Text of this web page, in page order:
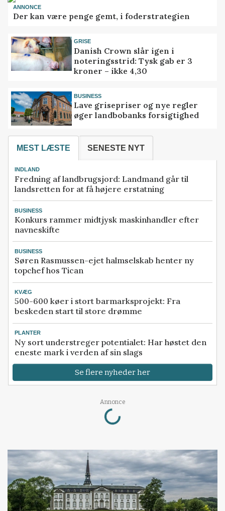
ANNONCE
Der kan være penge gemt, i foderstrategien
GRISE
Danish Crown slår igen i
noteringsstrid: Tysk gab er 3
kroner – ikke 4,30
BUSINESS
Lave grisepriser og nye regler
øger landbobanks forsigtighed
MEST LÆSTE SENESTE NYT
INDLAND
Fredning af landbrugsjord: Landmand går til
landsretten for at få højere erstatning
BUSINESS
Konkurs rammer midtjysk maskinhandler efter
navneskifte
BUSINESS
Søren Rasmussen-ejet halmselskab henter ny
topchef hos Tican
KVÆG
500-600 køer i stort barmarksprojekt: Fra
beskeden start til store drømme
PLANTER
Ny sort understreger potentialet: Har høstet den
eneste mark i verden af sin slags
Se flere nyheder her
Annonce
Loading...